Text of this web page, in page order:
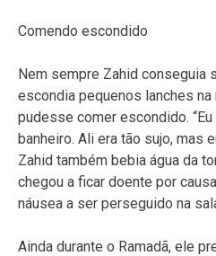
Comendo escondido
Nem sempre Zahid conseguia
escondia pequenos lanches na
pudesse comer escondido.
banheiro. Ali era tão sujo, mas
Zahid também bebia água da
chegou a ficar doente por
náusea a ser perseguido na
Ainda durante o Ramadã, ele